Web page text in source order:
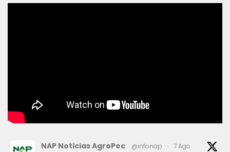
NAP Noticias AgroPec @infonap · 7 Ago